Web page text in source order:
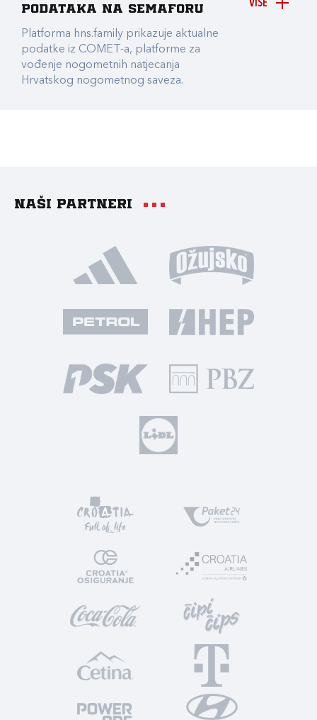
VIŠE
podataka na Semaforu
Platforma hns.family prikazuje aktualne
podatke iz COMET-a, platforme za
vođenje nogometnih natjecanja
Hrvatskog nogometnog saveza.
Naši partneri